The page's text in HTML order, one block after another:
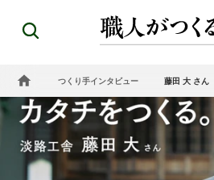
つくり手インタビュー 藤田 大 さん